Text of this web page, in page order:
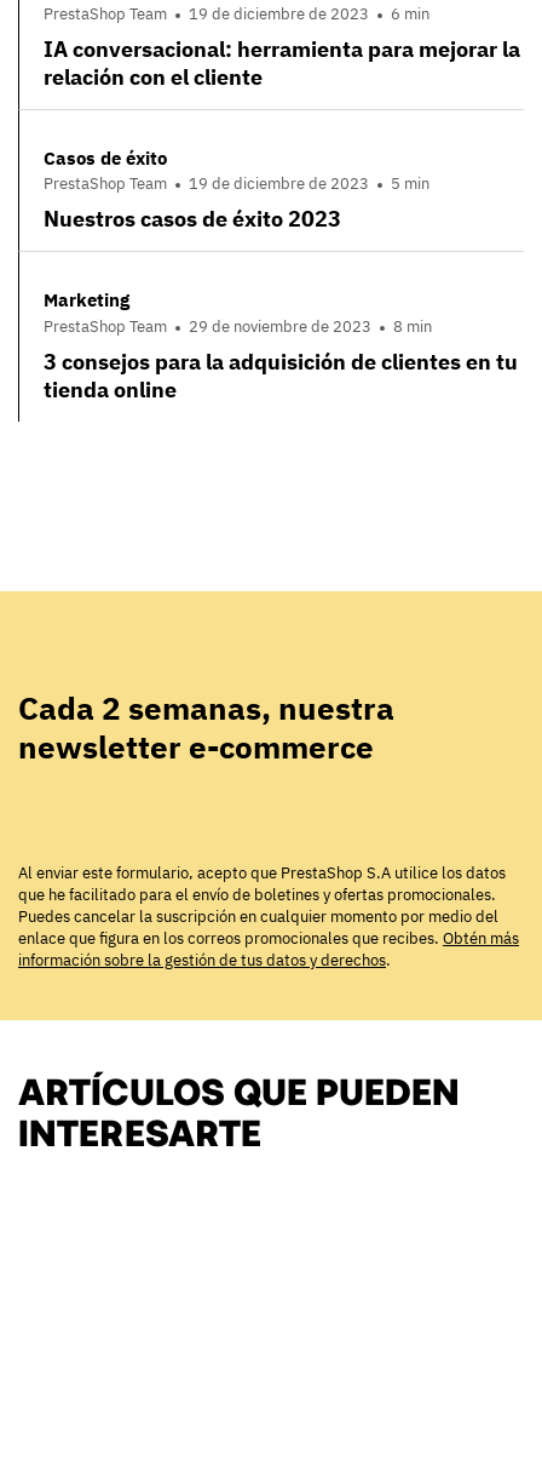
PrestaShop Team 19 de diciembre de 2023 6 min
IA conversacional: herramienta para mejorar la
relación con el cliente
Casos de éxito
PrestaShop Team 19 de diciembre de 2023 5 min
Nuestros casos de éxito 2023
Marketing
PrestaShop Team 29 de noviembre de 2023 8 min
3 consejos para la adquisición de clientes en tu
tienda online
Cada 2 semanas, nuestra
newsletter e-commerce
Al enviar este formulario, acepto que PrestaShop S.A utilice los datos
que he facilitado para el envío de boletines y ofertas promocionales.
Puedes cancelar la suscripción en cualquier momento por medio del
enlace que figura en los correos promocionales que recibes. Obtén más
información sobre la gestión de tus datos y derechos.
ARTÍCULOS QUE PUEDEN
INTERESARTE